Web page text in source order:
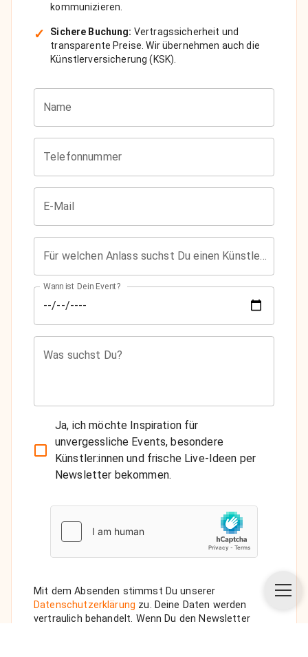
kommunizieren.
✓ Sichere Buchung: Vertragssicherheit und
transparente Preise. Wir übernehmen auch die
Künstlerversicherung (KSK).
Name
Telefonnummer
E-Mail
Wann ist Dein Event?
Was suchst Du?
Ja, ich möchte Inspiration für
unvergessliche Events, besondere
Künstler:innen und frische Live-Ideen per
Newsletter bekommen.
Mit dem Absenden stimmst Du unserer
Datenschutzerklärung zu. Deine Daten werden
vertraulich behandelt. Wenn Du den Newsletter